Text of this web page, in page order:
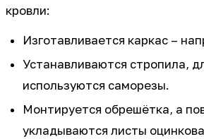
кровли:
Изготавливается каркас –
Устанавливаются стропила,
используются саморезы.
Монтируется обрешётка, а
укладываются листы